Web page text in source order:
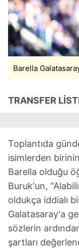
Barella
TRANSFER
Toplantıda
isimlerden
Barella olduğu
Buruk'un,
oldukça iddialı
Galatasaray'a
sözlerin
şartları